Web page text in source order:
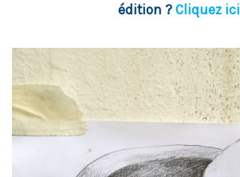
édition ? Cliquez ici